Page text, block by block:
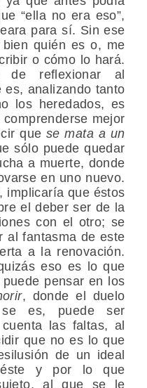
“ella no era eso”,
para sí. Sin ese
quién es o, me
o cómo lo hará.
de reflexionar al
es, analizando tanto
los heredados, es
mejor
quese mata a un
sólo puede quedar
a muerte, donde
en uno nuevo.
implicaría que éstos
el deber ser de la
con el otro; se
al fantasma de este
a la renovación.
eso es lo que
pensar en los
, donde el duelo
es, puede ser
las faltas, al
que no es lo que
de un ideal
y por lo que
al que se le